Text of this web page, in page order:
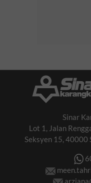
Sinar
Lot 1, Jalan
Seksyen 15, 40000